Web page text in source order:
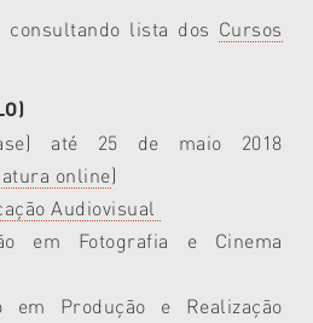
consultando lista dos Cursos
até 25 de maio 2018
online)
Audiovisual
Fotografia e Cinema
Produção e Realização